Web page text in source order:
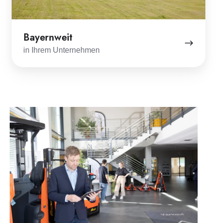
Bayernweit
in Ihrem Unternehmen